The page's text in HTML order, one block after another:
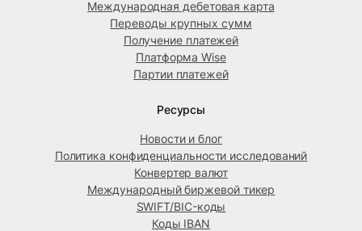
Международная дебетовая карта
Переводы крупных сумм
Получение платежей
Платформа Wise
Партии платежей
Ресурсы
Новости и блог
Политика конфиденциальности исследований
Конвертер валют
Международный биржевой тикер
SWIFT/BIC-коды
Коды IBAN